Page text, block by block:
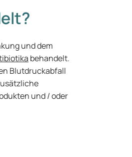
und dem
behandelt.
Blutdruckabfall
und / oder